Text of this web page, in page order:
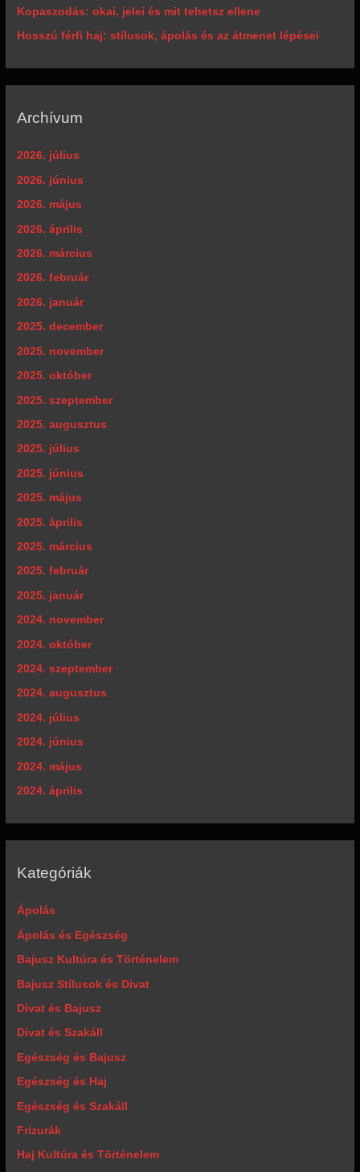
Kopaszodás: okai, jelei és mit tehetsz ellene
Hosszú férfi haj: stílusok, ápolás és az átmenet lépései
Archívum
2026. július
2026. június
2026. május
2026. április
2026. március
2026. február
2026. január
2025. december
2025. november
2025. október
2025. szeptember
2025. augusztus
2025. július
2025. június
2025. május
2025. április
2025. március
2025. február
2025. január
2024. november
2024. október
2024. szeptember
2024. augusztus
2024. július
2024. június
2024. május
2024. április
Kategóriák
Ápolás
Ápolás és Egészség
Bajusz Kultúra és Történelem
Bajusz Stílusok és Divat
Divat és Bajusz
Divat és Szakáll
Egészség és Bajusz
Egészség és Haj
Egészség és Szakáll
Frizurák
Haj Kultúra és Történelem